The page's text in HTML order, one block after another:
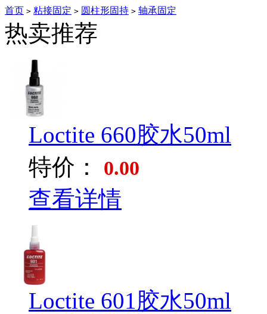
首页 > 粘接固定 > 圆柱形固持 > 轴承固定
热卖推荐
Loctite 660胶水50ml
特价：
0.00
查看详情
Loctite 601胶水50ml